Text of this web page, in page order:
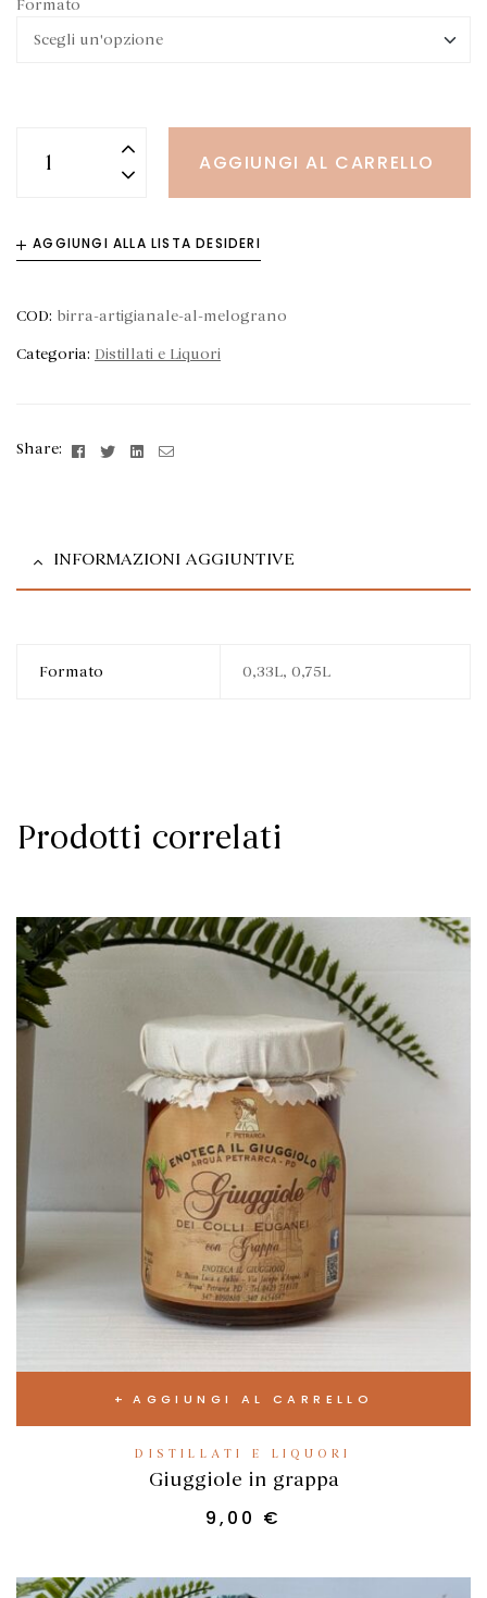
Formato
AGGIUNGI AL CARRELLO
AGGIUNGI ALLA LISTA DESIDERI
COD: birra-artigianale-al-melograno
Categoria: Distillati e Liquori
Share: FacebookTwitterLinkedin
Email
INFORMAZIONI AGGIUNTIVE
Formato 0,33L, 0,75L
Prodotti correlati
AGGIUNGI AL CARRELLO
DISTILLATI E LIQUORI
Giuggiole in grappa
9,00 €